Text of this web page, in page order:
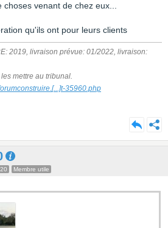
venant de chez eux...
qu'ils ont pour leurs clients
2019, livraison prévue: 01/2022, livraison:
mettre au tribunal.
[...]t-35960.php
Membre utile